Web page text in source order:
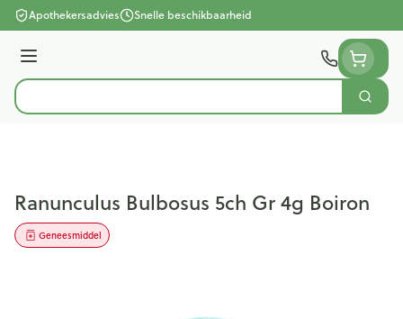
Ga naar de inhoud
Apothekersadvies Snelle beschikbaarheid
Menu
Product, merk, categorie...
Zoek
Ranunculus Bulbosus 5ch Gr 4g Boiron
Geneesmiddel